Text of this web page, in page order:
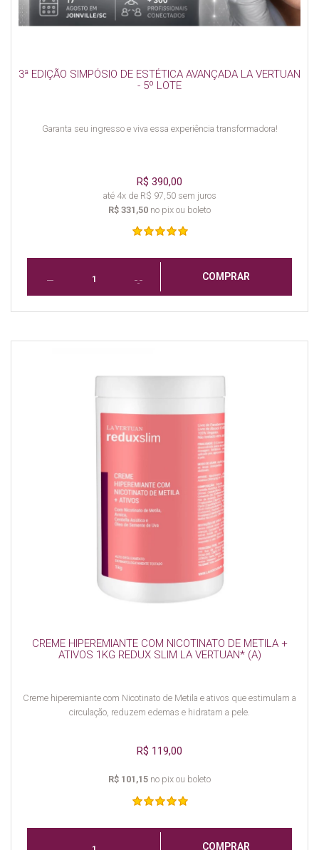
3ª EDIÇÃO SIMPÓSIO DE ESTÉTICA AVANÇADA LA VERTUAN
- 5º LOTE
Garanta seu ingresso e viva essa experiência transformadora!
R$ 390,00
até 4x de R$ 97,50 sem juros
R$ 331,50 no pix ou boleto
COMPRAR
CREME HIPEREMIANTE COM NICOTINATO DE METILA +
ATIVOS 1KG REDUX SLIM LA VERTUAN* (A)
Creme hiperemiante com Nicotinato de Metila e ativos que estimulam a
circulação, reduzem edemas e hidratam a pele.
R$ 119,00
R$ 101,15 no pix ou boleto
COMPRAR